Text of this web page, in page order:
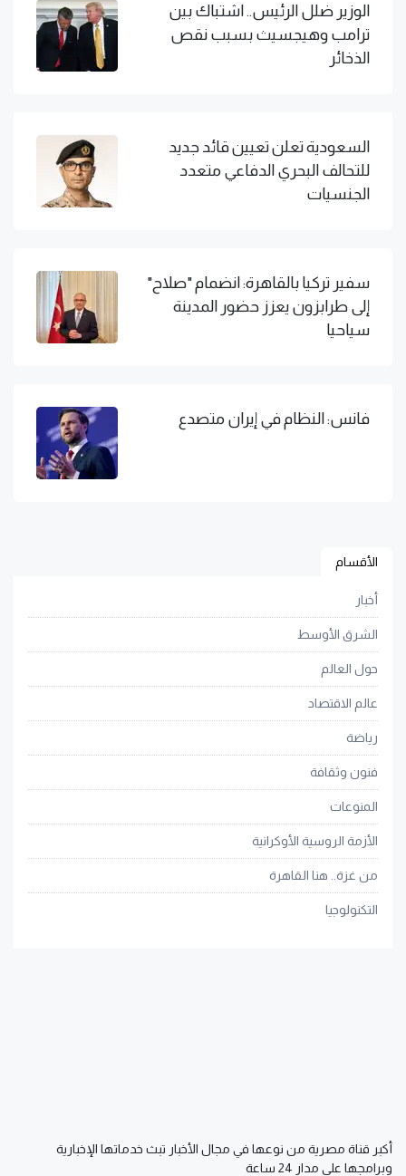
الوزير ضلل الرئيس.. اشتباك بين
ترامب وهيجسيث بسبب نقص
الذخائر
السعودية تعلن تعيين قائد جديد
للتحالف البحري الدفاعي متعدد
الجنسيات
سفير تركيا بالقاهرة: انضمام "صلاح"
إلى طرابزون يعزز حضور المدينة
سياحيا
فانس: النظام في إيران متصدع
الأقسام
أخبار
الشرق الأوسط
حول العالم
عالم الاقتصاد
رياضة
فنون وثقافة
المنوعات
الأزمة الروسية الأوكرانية
من غزة.. هنا القاهرة
التكنولوجيا
أكبر قناة مصرية من نوعها في مجال الأخبار تبث خدماتها الإخبارية
وبرامجها على مدار 24 ساعة